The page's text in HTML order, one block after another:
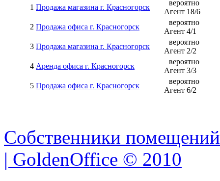
1 Продажа магазина г. Красногорск
вероятно
Агент 18/6
2 Продажа офиса г. Красногорск
вероятно
Агент 4/1
3 Продажа магазина г. Красногорск
вероятно
Агент 2/2
4 Аренда офиса г. Красногорск
вероятно
Агент 3/3
5 Продажа офиса г. Красногорск
вероятно
Агент 6/2
Собственники
| GoldenOffice © 2010